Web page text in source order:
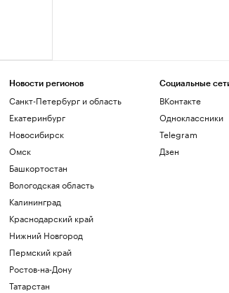
Новости регионов
Санкт-Петербург и область
Екатеринбург
Новосибирск
Омск
Башкортостан
Вологодская область
Калининград
Краснодарский край
Нижний Новгород
Пермский край
Ростов-на-Дону
Татарстан
Социальные
ВКонтакте
Одноклассники
Telegram
Дзен